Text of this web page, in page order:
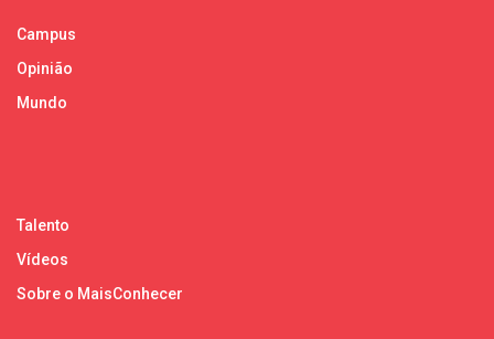
Campus
Opinião
Mundo
Talento
Vídeos
Sobre o MaisConhecer